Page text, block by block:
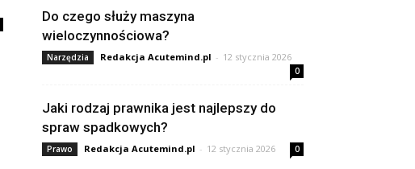
Do czego służy maszyna
wieloczynnościowa?
Narzędzia Redakcja Acutemind.pl - 12 stycznia 2026
0
Jaki rodzaj prawnika jest najlepszy do
spraw spadkowych?
Prawo Redakcja Acutemind.pl - 12 stycznia 2026 0